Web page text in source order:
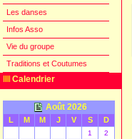
Les danses
Infos Asso
Vie du groupe
Traditions et Coutumes
Calendrier
Août 2026
L M M J V S D
1
2